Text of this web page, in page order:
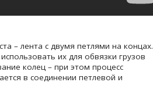
– лента с двумя петлями на концах.
их для обвязки грузов
колец – при этом процесс
в соединении петлевой и